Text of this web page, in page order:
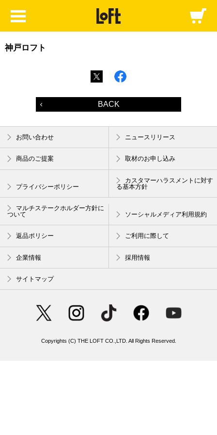
神戸ロフト
BACK
お問い合わせ ニュースリリース
商品のご提案 取材のお申し込み
プライバシーポリシー
カスタマーハラスメントに対す
る基本方針
マルチステークホルダー方針に
ついて
ソーシャルメディア利用規約
返品ポリシー ご利用に際して
企業情報 採用情報
サイトマップ
Copyrights (C) THE LOFT CO.,LTD. All Rights Reserved.